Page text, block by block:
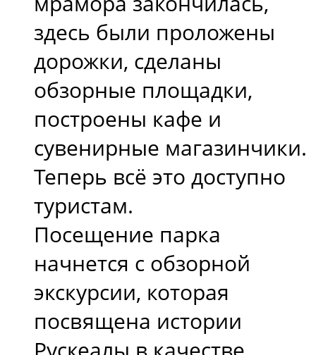
здесь были проложены
дорожки, сделаны
обзорные площадки,
построены кафе и
сувенирные магазинчики.
Теперь всё это доступно
туристам.
Посещение парка
начнется с обзорной
экскурсии, которая
посвящена истории